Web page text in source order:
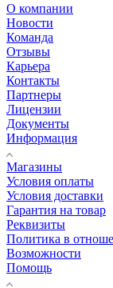
О компании
Новости
Команда
Отзывы
Карьера
Контакты
Партнеры
Лицензии
Документы
Информация
Магазины
Условия оплаты
Условия доставки
Гарантия на товар
Реквизиты
Политика в
Возможности
Помощь